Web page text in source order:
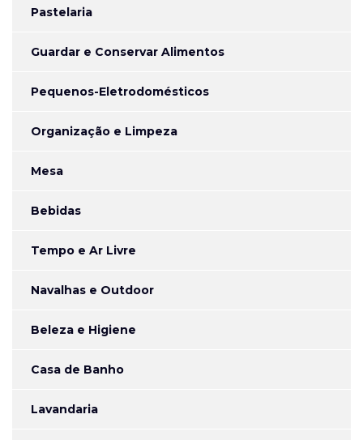
Pastelaria
Guardar e Conservar Alimentos
Pequenos-Eletrodomésticos
Organização e Limpeza
Mesa
Bebidas
Tempo e Ar Livre
Navalhas e Outdoor
Beleza e Higiene
Casa de Banho
Lavandaria